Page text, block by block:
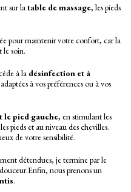
sur latable de massage, les pieds
pour maintenir votre confort, car la
le soin.
à ladésinfection et à
à vos préférences ou à vos
le pied gauche, en stimulant les
pieds et au niveau des chevilles.
de votre sensibilité.
détendues, je termine par le
nous prenons un
.